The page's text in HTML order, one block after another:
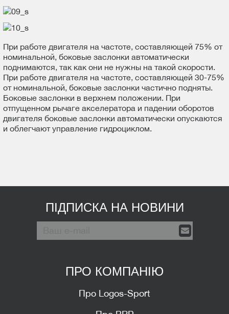
При работе двигателя на частоте, составляющей 75% от
номинальной, боковые заслонки автоматически
поднимаются, так как они не нужны на такой скорости.
При работе двигателя на частоте, составляющей 30-75%
от номинальной, боковые заслонки частично подняты.
Боковые заслонки в верхнем положении. При
отпущенном рычаге акселератора и падении оборотов
двигателя боковые заслонки автоматически опускаются
и облегчают управление гидроциклом.
ПІДПИСКА НА НОВИНИ
ПРО КОМПАНІЮ
Про Logos-Sport